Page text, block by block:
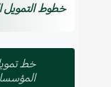
خطوط التمويل